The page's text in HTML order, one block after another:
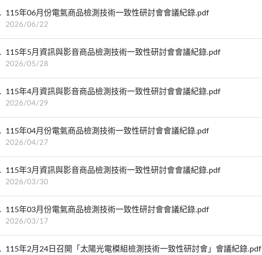
115年06月份電氣商品檢測技術一致性研討會會議紀錄.pdf
2026/06/22
115年5月資訊與影音商品檢測技術一致性研討會會議紀錄.pdf
2026/05/28
115年4月資訊與影音商品檢測技術一致性研討會會議紀錄.pdf
2026/04/29
115年04月份電氣商品檢測技術一致性研討會會議紀錄.pdf
2026/04/27
115年3月資訊與影音商品檢測技術一致性研討會會議紀錄.pdf
2026/03/30
115年03月份電氣商品檢測技術一致性研討會會議紀錄.pdf
2026/03/17
115年2月24日召開「太陽光電模組檢測技術一致性研討會」會議紀錄.pdf